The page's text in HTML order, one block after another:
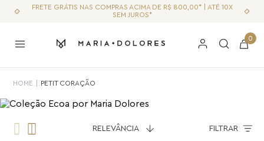
FRETE GRÁTIS NAS COMPRAS ACIMA DE R$ 800,00* | ATÉ 10X
SEM JUROS*
0
PETIT CORAÇÃO
RELEVÂNCIA FILTRAR